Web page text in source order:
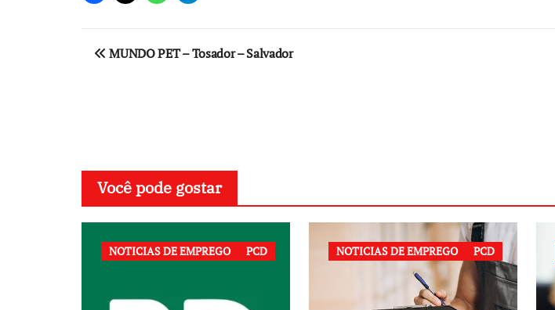
Navegação
MUNDO PET – Tosador – Salvador
Você pode gostar
NOTICIAS DE EMPREGO PCD NOTICIAS DE EMPREGO PCD